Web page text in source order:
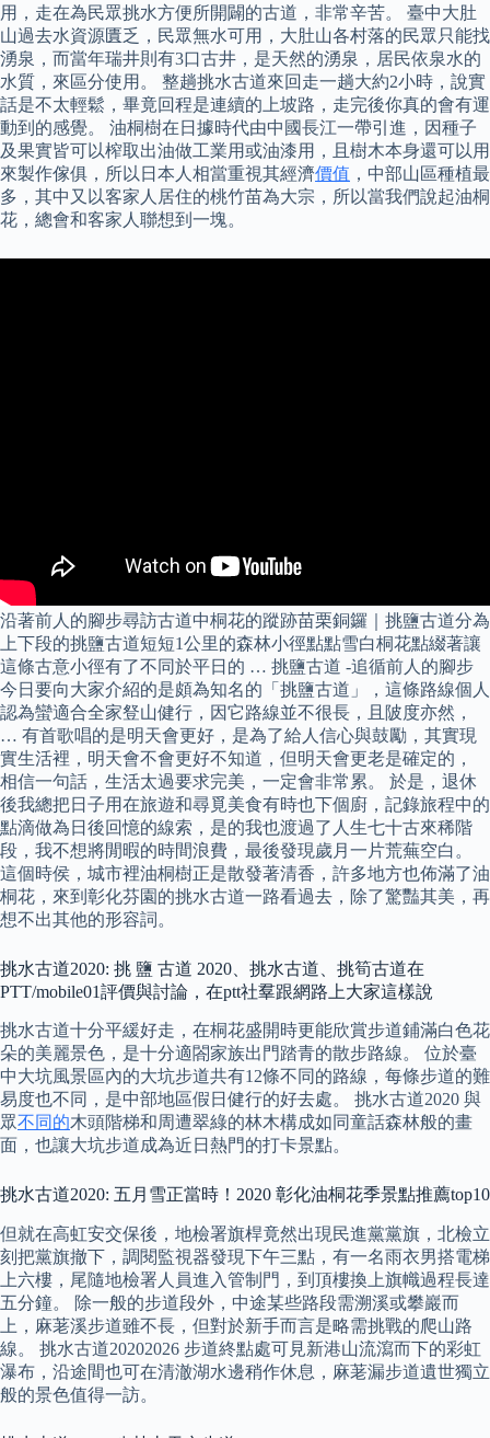
用，走在為民眾挑水方便所開闢的古道，非常辛苦。 臺中大肚
山過去水資源匱乏，民眾無水可用，大肚山各村落的民眾只能找
湧泉，而當年瑞井則有3口古井，是天然的湧泉，居民依泉水的
水質，來區分使用。 整趟挑水古道來回走一趟大約2小時，說實
話是不太輕鬆，畢竟回程是連續的上坡路，走完後你真的會有運
動到的感覺。 油桐樹在日據時代由中國長江一帶引進，因種子
及果實皆可以榨取出油做工業用或油漆用，且樹木本身還可以用
來製作傢俱，所以日本人相當重視其經濟價值 ，中部山區種植最
多，其中又以客家人居住的桃竹苗為大宗，所以當我們說起油桐
花，總會和客家人聯想到一塊。
沿著前人的腳步尋訪古道中桐花的蹤跡苗栗銅鑼｜挑鹽古道分為
上下段的挑鹽古道短短1公里的森林小徑點點雪白桐花點綴著讓
這條古意小徑有了不同於平日的 … 挑鹽古道 -追循前人的腳步
今日要向大家介紹的是頗為知名的「挑鹽古道」，這條路線個人
認為蠻適合全家豋山健行，因它路線並不很長，且陂度亦然，
… 有首歌唱的是明天會更好，是為了給人信心與鼓勵，其實現
實生活裡，明天會不會更好不知道，但明天會更老是確定的，
相信一句話，生活太過要求完美，一定會非常累。 於是，退休
後我總把日子用在旅遊和尋覓美食有時也下個廚，記錄旅程中的
點滴做為日後回憶的線索，是的我也渡過了人生七十古來稀階
段，我不想將閒暇的時間浪費，最後發現歲月一片荒蕪空白。
這個時侯，城市裡油桐樹正是散發著清香，許多地方也佈滿了油
桐花，來到彰化芬園的挑水古道一路看過去，除了驚豔其美，再
想不出其他的形容詞。
挑水古道2020: 挑 鹽 古道 2020、挑水古道、挑筍古道在
PTT/mobile01評價與討論，在ptt社羣跟網路上大家這樣說
挑水古道十分平緩好走，在桐花盛開時更能欣賞步道鋪滿白色花
朵的美麗景色，是十分適閤家族出門踏青的散步路線。 位於臺
中大坑風景區內的大坑步道共有12條不同的路線，每條步道的難
易度也不同，是中部地區假日健行的好去處。 挑水古道2020 與
眾不同的木頭階梯和周遭翠綠的林木構成如同童話森林般的畫
面，也讓大坑步道成為近日熱門的打卡景點。
挑水古道2020: 五月雪正當時！2020 彰化油桐花季景點推薦top10
但就在高虹安交保後，地檢署旗桿竟然出現民進黨黨旗，北檢立
刻把黨旗撤下，調閱監視器發現下午三點，有一名雨衣男搭電梯
上六樓，尾隨地檢署人員進入管制門，到頂樓換上旗幟過程長達
五分鐘。 除一般的步道段外，中途某些路段需溯溪或攀巖而
上，麻荖溪步道雖不長，但對於新手而言是略需挑戰的爬山路
線。 挑水古道20202026 步道終點處可見新港山流瀉而下的彩虹
瀑布，沿途間也可在清澈湖水邊稍作休息，麻荖漏步道遺世獨立
般的景色值得一訪。